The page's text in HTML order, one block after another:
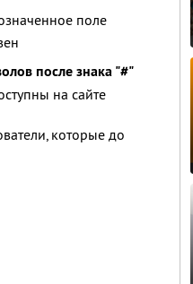
поле
после знака "#"
на сайте
которые до